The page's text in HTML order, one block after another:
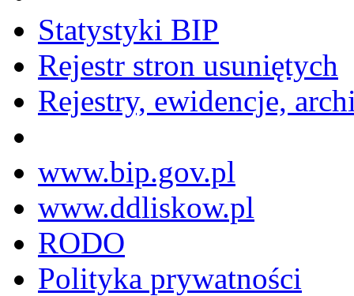
Statystyki BIP
Rejestr stron usuniętych
Rejestry, ewidencje,
www.bip.gov.pl
www.ddliskow.pl
RODO
Polityka prywatności